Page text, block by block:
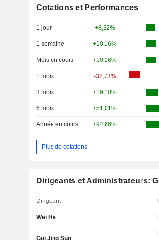
Cotations et Performances
1 jour +8,32%
1 semaine +10,16%
Mois en cours +10,16%
1 mois -32,73%
3 mois +19,10%
6 mois +51,01%
Année en cours +94,66%
Plus de cotations
Dirigeants et Administrateurs:
Dirigeant
Wei He
Gui Jing Sun